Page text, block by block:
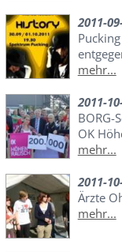
2011-
mehr...
2011-
BORG-
OK
mehr...
2011-
Ärzte
mehr...